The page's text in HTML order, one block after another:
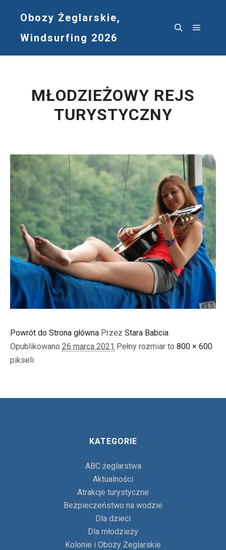
Obozy Żeglarskie,
Windsurfing 2026
MŁODZIEŻOWY REJS
TURYSTYCZNY
Powrót do Strona główna Przez Stara Babcia
Opublikowano 26 marca 2021 Pełny rozmiar to 800 × 600
pikseli
KATEGORIE
ABC żeglarstwa
Aktualności
Atrakcje turystyczne
Bezpieczeństwo na wodzie
Dla dzieci
Dla młodzieży
Kolonie i Obozy Żeglarskie